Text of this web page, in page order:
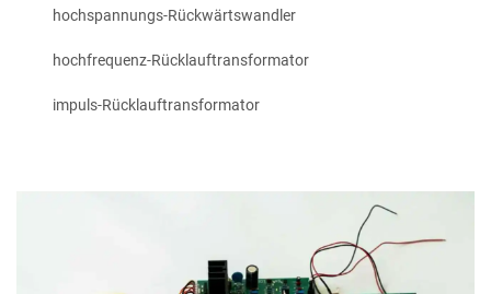
hochspannungs-Rückwärtswandler
hochfrequenz-Rücklauftransformator
impuls-Rücklauftransformator